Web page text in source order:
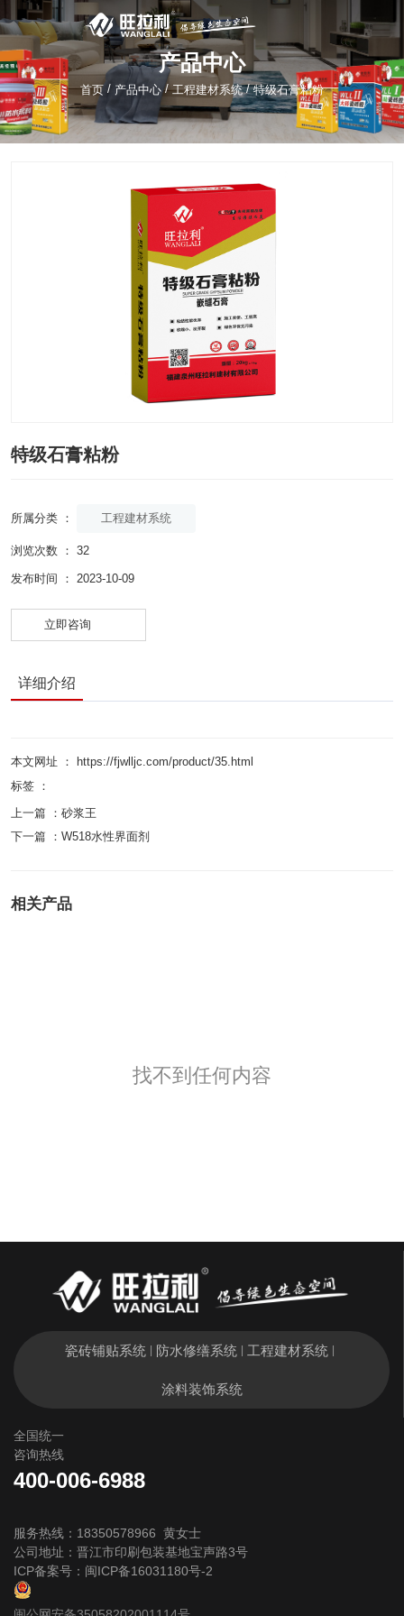
产品中心
首页 / 产品中心 /工程建材系统 /特级石膏粘粉
特级石膏粘粉
所属分类 ： 工程建材系统
浏览次数 ： 32
发布时间 ： 2023-10-09
立即咨询
详细介绍
本文网址 ： https://fjwlljc.com/product/35.html
标签 ：
上一篇 ： 砂浆王
下一篇 ： W518水性界面剂
相关产品
找不到任何内容
瓷砖铺贴系统 防水修缮系统 工程建材系统
涂料装饰系统
全国统一
咨询热线
400-006-6988
服务热线：18350578966 黄女士
公司地址：晋江市印刷包装基地宝声路3号
ICP备案号： 闽ICP备16031180号-2